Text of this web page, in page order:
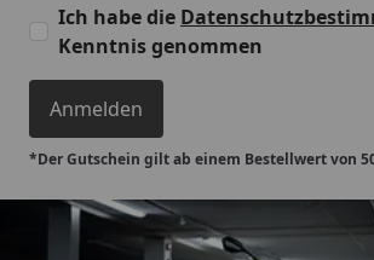
Ich habe die
Kenntnis genommen
Anmelden
*Der Gutschein gilt ab einem Bestellwert von